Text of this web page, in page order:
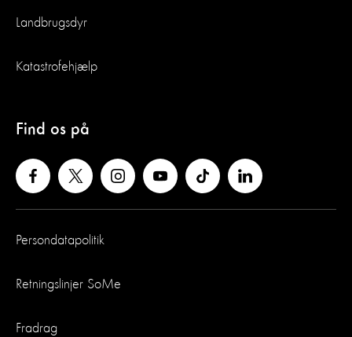
Landbrugsdyr
Katastrofehjælp
Find os på
Persondatapolitik
Retningslinjer SoMe
Fradrag